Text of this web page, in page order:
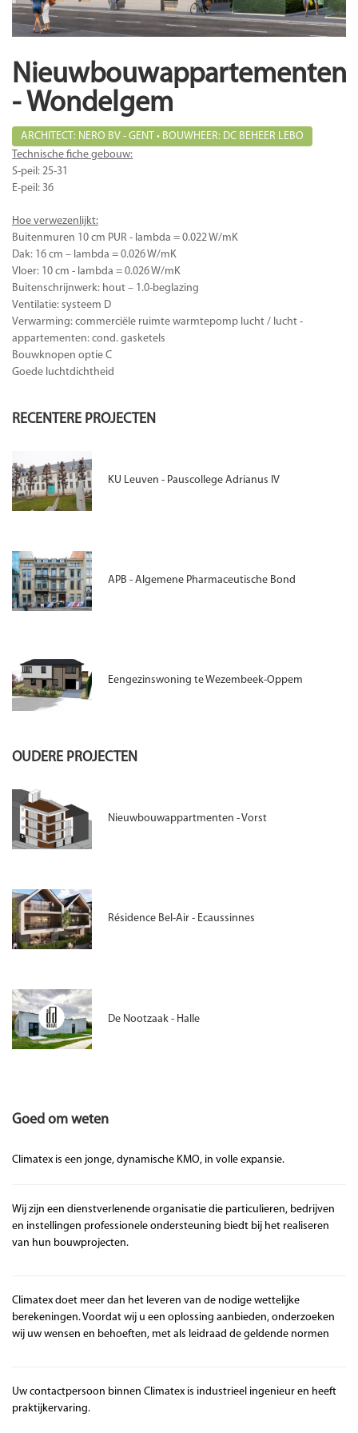
Nieuwbouwappartementen
- Wondelgem
ARCHITECT: NERO BV - GENT • BOUWHEER: DC BEHEER LEBO
Technische fiche gebouw:
S-peil: 25-31
E-peil: 36
Hoe verwezenlijkt:
Buitenmuren 10 cm PUR - lambda = 0.022 W/mK
Dak: 16 cm – lambda = 0.026 W/mK
Vloer: 10 cm - lambda = 0.026 W/mK
Buitenschrijnwerk: hout – 1.0-beglazing
Ventilatie: systeem D
Verwarming: commerciële ruimte warmtepomp lucht / lucht -
appartementen: cond. gasketels
Bouwknopen optie C
Goede luchtdichtheid
RECENTERE PROJECTEN
KU Leuven - Pauscollege Adrianus IV
APB - Algemene Pharmaceutische Bond
Eengezinswoning te Wezembeek-Oppem
OUDERE PROJECTEN
Nieuwbouwappartmenten - Vorst
Résidence Bel-Air - Ecaussinnes
De Nootzaak - Halle
Goed om weten
Climatex is een jonge, dynamische KMO, in volle expansie.
Wij zijn een dienstverlenende organisatie die particulieren, bedrijven
en instellingen professionele ondersteuning biedt bij het realiseren
van hun bouwprojecten.
Climatex doet meer dan het leveren van de nodige wettelijke
berekeningen. Voordat wij u een oplossing aanbieden, onderzoeken
wij uw wensen en behoeften, met als leidraad de geldende normen
Uw contactpersoon binnen Climatex is industrieel ingenieur en heeft
praktijkervaring.